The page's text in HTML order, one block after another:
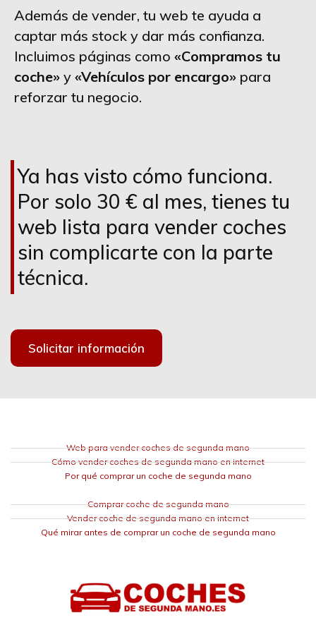
Además de vender, tu web te ayuda a
captar más stock y dar más confianza.
Incluimos páginas como «Compramos tu
coche» y «Vehículos por encargo» para
reforzar tu negocio.
Ya has visto cómo funciona.
Por solo 30 € al mes, tienes tu
web lista para vender coches
sin complicarte con la parte
técnica.
Solicitar información
Web para vender coches de segunda mano
Cómo vender coches de segunda mano en internet
Por qué comprar un coche de segunda mano
Comprar coche de segunda mano
Vender coche de segunda mano en internet
Qué mirar antes de comprar un coche de segunda mano